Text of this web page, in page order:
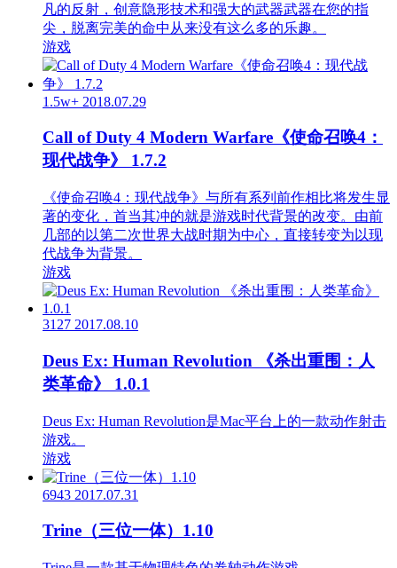
凡的反射，创意隐形技术和强大的武器武器在您的指
尖，脱离完美的命中从来没有这么多的乐趣。
游戏
1.5w+ 2018.07.29
Call of Duty 4 Modern Warfare《使命召唤4：
现代战争》 1.7.2
《使命召唤4：现代战争》与所有系列前作相比将发生显
著的变化，首当其冲的就是游戏时代背景的改变。由前
几部的以第二次世界大战时期为中心，直接转变为以现
代战争为背景。
游戏
3127 2017.08.10
Deus Ex: Human Revolution 《杀出重围：人
类革命》 1.0.1
Deus Ex: Human Revolution是Mac平台上的一款动作射击
游戏。
游戏
6943 2017.07.31
Trine（三位一体）1.10